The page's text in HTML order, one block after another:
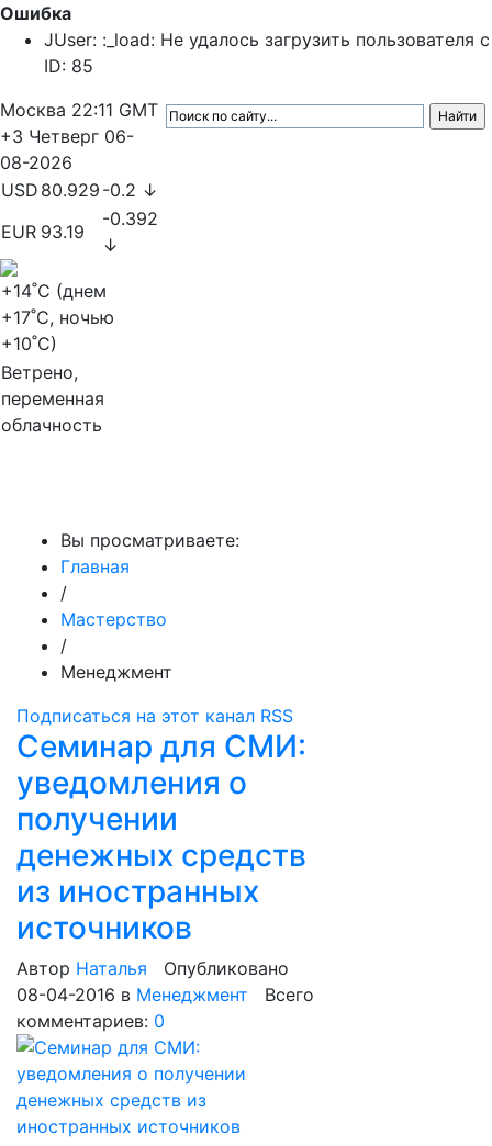
Ошибка
JUser: :_load: Не удалось загрузить пользователя с
ID: 85
Москва 22:11 GMT
+3 Четверг 06-
08-2026
USD 80.929 -0.2 ↓
EUR 93.19
-0.392
↓
+14˚C (днем
+17˚C, ночью
+10˚C)
Ветрено,
переменная
облачность
Вы просматриваете:
Главная
/
Мастерство
/
Менеджмент
Подписаться на этот канал RSS
Семинар для СМИ:
уведомления о
получении
денежных средств
из иностранных
источников
Автор Наталья
Опубликовано
08-04-2016 в Менеджмент Всего
комментариев: 0